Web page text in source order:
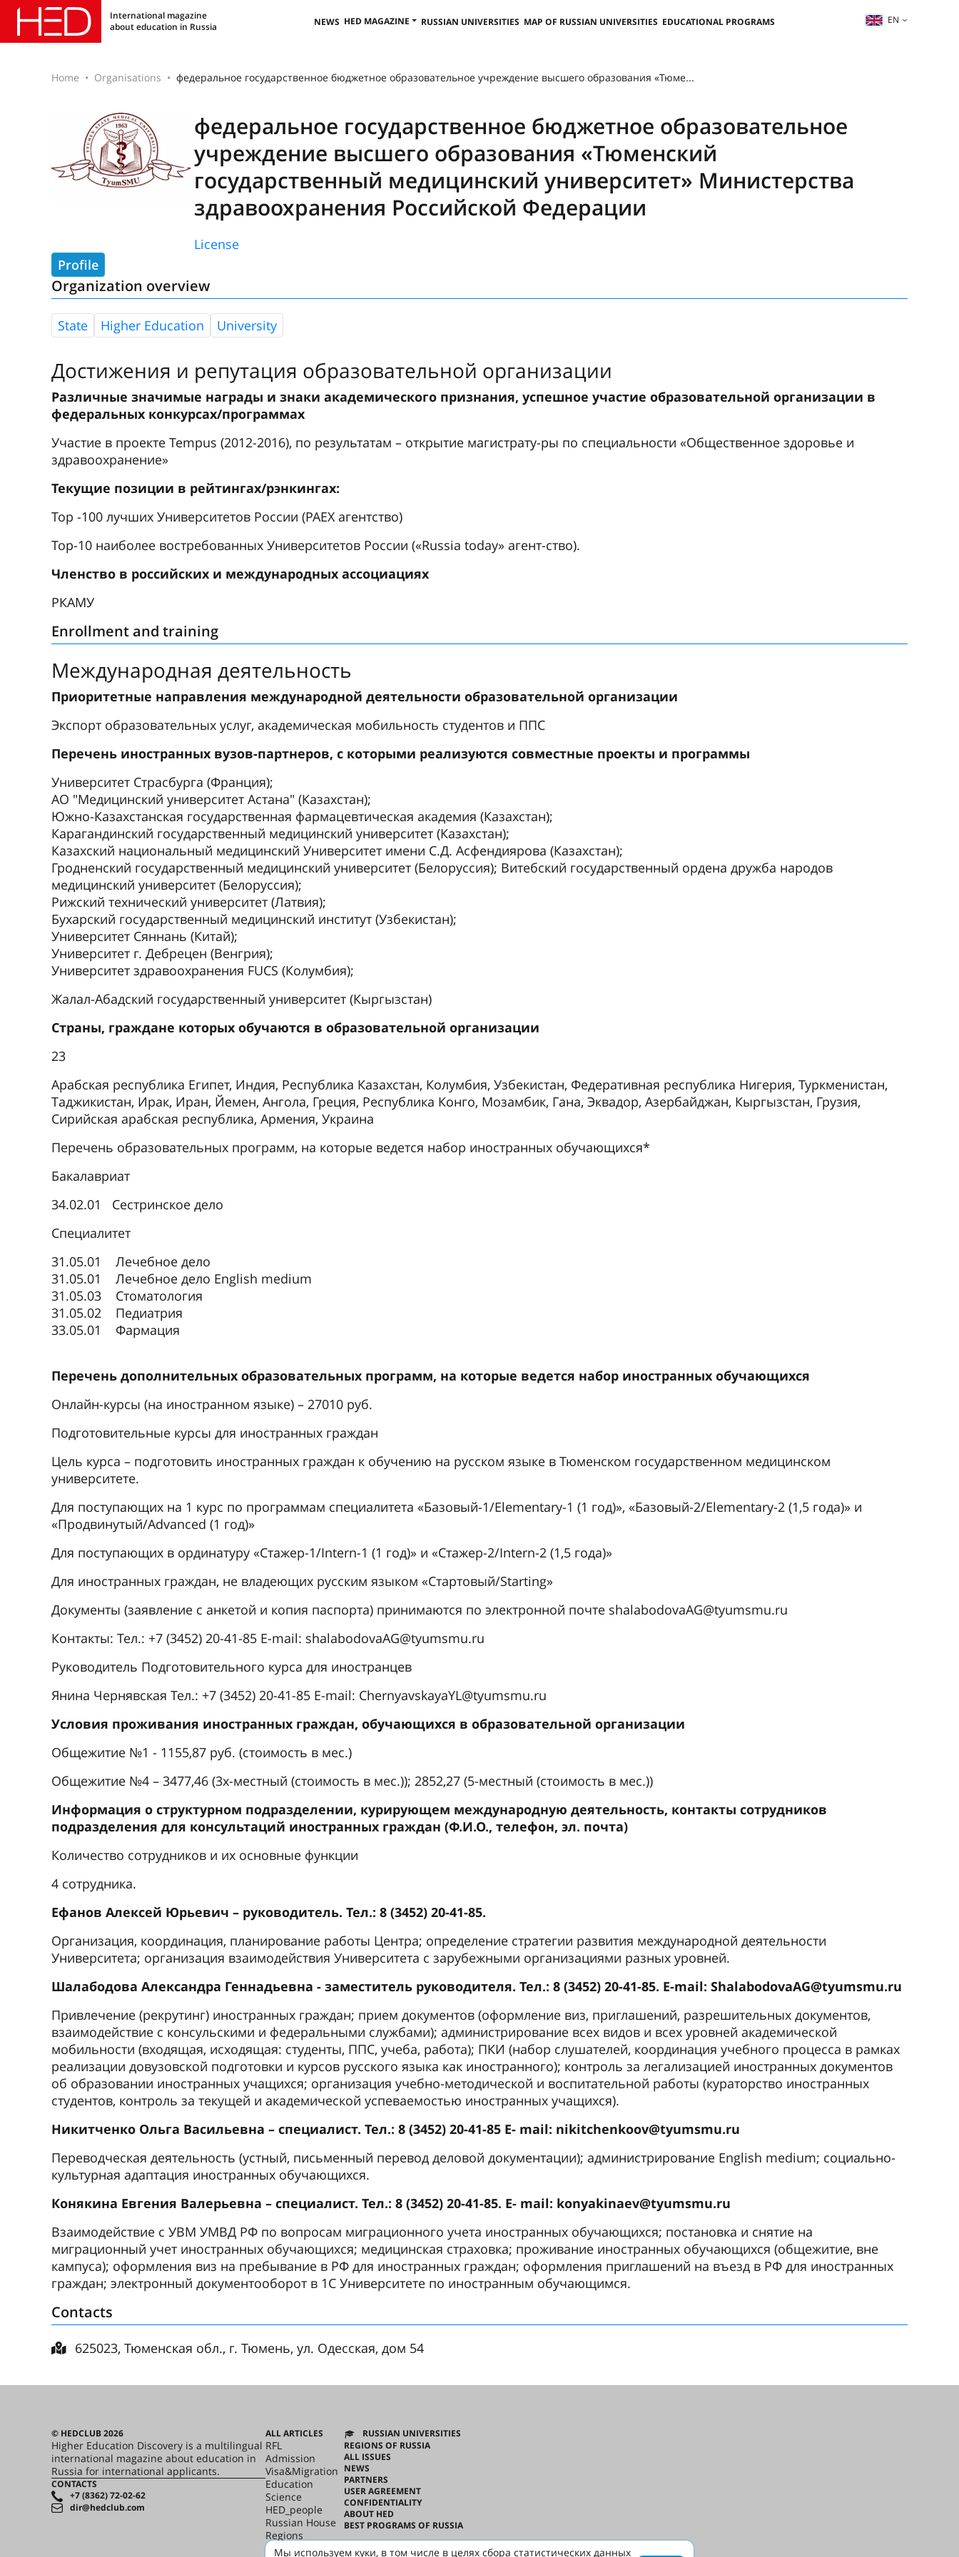
International magazine
about education in Russia
NEWS HED MAGAZINE RUSSIAN UNIVERSITIES MAP OF RUSSIAN UNIVERSITIES EDUCATIONAL PROGRAMS EN
Home Organisations федеральное государственное бюджетное образовательное учреждение высшего образования «Тюме...
федеральное государственное бюджетное образовательное
учреждение высшего образования «Тюменский
государственный медицинский университет» Министерства
здравоохранения Российской Федерации
License
Profile
Organization overview
State Higher Education University
Достижения и репутация образовательной организации
Различные значимые награды и знаки академического признания, успешное участие образовательной организации в
федеральных конкурсах/программах
Участие в проекте Tempus (2012-2016), по результатам – открытие магистрату-ры по специальности «Общественное здоровье и
здравоохранение»
Текущие позиции в рейтингах/рэнкингах:
Top -100 лучших Университетов России (PAEX агентство)
Top-10 наиболее востребованных Университетов России («Russia today» агент-ство).
Членство в российских и международных ассоциациях
РКАМУ
Enrollment and training
Международная деятельность
Приоритетные направления международной деятельности образовательной организации
Экспорт образовательных услуг, академическая мобильность студентов и ППС
Перечень иностранных вузов-партнеров, с которыми реализуются совместные проекты и программы
Университет Страсбурга (Франция);
АО "Медицинский университет Астана" (Казахстан);
Южно-Казахстанская государственная фармацевтическая академия (Казахстан);
Карагандинский государственный медицинский университет (Казахстан);
Казахский национальный медицинский Университет имени С.Д. Асфендиярова (Казахстан);
Гродненский государственный медицинский университет (Белоруссия); Витебский государственный ордена дружба народов
медицинский университет (Белоруссия);
Рижский технический университет (Латвия);
Бухарский государственный медицинский институт (Узбекистан);
Университет Сяннань (Китай);
Университет г. Дебрецен (Венгрия);
Университет здравоохранения FUCS (Колумбия);
Жалал-Абадский государственный университет (Кыргызстан)
Cтраны, граждане которых обучаются в образовательной организации
23
Арабская республика Египет, Индия, Республика Казахстан, Колумбия, Узбекистан, Федеративная республика Нигерия, Туркменистан,
Таджикистан, Ирак, Иран, Йемен, Ангола, Греция, Республика Конго, Мозамбик, Гана, Эквадор, Азербайджан, Кыргызстан, Грузия,
Сирийская арабская республика, Армения, Украина
Перечень образовательных программ, на которые ведется набор иностранных обучающихся*
Бакалавриат
34.02.01 Сестринское дело
Специалитет
31.05.01 Лечебное дело
31.05.01 Лечебное дело English medium
31.05.03 Стоматология
31.05.02 Педиатрия
33.05.01 Фармация
Перечень дополнительных образовательных программ, на которые ведется набор иностранных обучающихся
Онлайн-курсы (на иностранном языке) – 27010 руб.
Подготовительные курсы для иностранных граждан
Цель курса – подготовить иностранных граждан к обучению на русском языке в Тюменском государственном медицинском
университете.
Для поступающих на 1 курс по программам специалитета «Базовый-1/Elementary-1 (1 год)», «Базовый-2/Elementary-2 (1,5 года)» и
«Продвинутый/Advanced (1 год)»
Для поступающих в ординатуру «Стажер-1/Intern-1 (1 год)» и «Стажер-2/Intern-2 (1,5 года)»
Для иностранных граждан, не владеющих русским языком «Стартовый/Starting»
Документы (заявление с анкетой и копия паспорта) принимаются по электронной почте shalabodovaAG@tyumsmu.ru
Контакты: Тел.: +7 (3452) 20-41-85 E-mail: shalabodovaAG@tyumsmu.ru
Руководитель Подготовительного курса для иностранцев
Янина Чернявская Тел.: +7 (3452) 20-41-85 E-mail: ChernyavskayaYL@tyumsmu.ru
Условия проживания иностранных граждан, обучающихся в образовательной организации
Общежитие №1 - 1155,87 руб. (стоимость в мес.)
Общежитие №4 – 3477,46 (3х-местный (стоимость в мес.)); 2852,27 (5-местный (стоимость в мес.))
Информация о структурном подразделении, курирующем международную деятельность, контакты сотрудников
подразделения для консультаций иностранных граждан (Ф.И.О., телефон, эл. почта)
Количество сотрудников и их основные функции
4 сотрудника.
Ефанов Алексей Юрьевич – руководитель. Тел.: 8 (3452) 20-41-85.
Организация, координация, планирование работы Центра; определение стратегии развития международной деятельности
Университета; организация взаимодействия Университета с зарубежными организациями разных уровней.
Шалабодова Александра Геннадьевна - заместитель руководителя. Тел.: 8 (3452) 20-41-85. E-mail: ShalabodovaAG@tyumsmu.ru
Привлечение (рекрутинг) иностранных граждан; прием документов (оформление виз, приглашений, разрешительных документов,
взаимодействие с консульскими и федеральными службами); администрирование всех видов и всех уровней академической
мобильности (входящая, исходящая: студенты, ППС, учеба, работа); ПКИ (набор слушателей, координация учебного процесса в рамках
реализации довузовской подготовки и курсов русского языка как иностранного); контроль за легализацией иностранных документов
об образовании иностранных учащихся; организация учебно-методической и воспитательной работы (кураторство иностранных
студентов, контроль за текущей и академической успеваемостью иностранных учащихся).
Никитченко Ольга Васильевна – специалист. Тел.: 8 (3452) 20-41-85 E- mail: nikitchenkoov@tyumsmu.ru
Переводческая деятельность (устный, письменный перевод деловой документации); администрирование English medium; социально-
культурная адаптация иностранных обучающихся.
Конякина Евгения Валерьевна – специалист. Тел.: 8 (3452) 20-41-85. E- mail: konyakinaev@tyumsmu.ru
Взаимодействие с УВМ УМВД РФ по вопросам миграционного учета иностранных обучающихся; постановка и снятие на
миграционный учет иностранных обучающихся; медицинская страховка; проживание иностранных обучающихся (общежитие, вне
кампуса); оформления виз на пребывание в РФ для иностранных граждан; оформления приглашений на въезд в РФ для иностранных
граждан; электронный документооборот в 1С Университете по иностранным обучающимся.
Contacts
625023, Тюменская обл., г. Тюмень, ул. Одесская, дом 54
© HEDCLUB 2026
Higher Education Discovery is a multilingual
international magazine about education in
Russia for international applicants.
CONTACTS
+7 (8362) 72-02-62
dir@hedclub.com
ALL ARTICLES
RFL
Admission
Visa&Migration
Education
Science
HED_people
Russian House
Regions
culture
RUSSIAN UNIVERSITIES
REGIONS OF RUSSIA
ALL ISSUES
NEWS
PARTNERS
USER AGREEMENT
CONFIDENTIALITY
ABOUT HED
BEST PROGRAMS OF RUSSIA
Мы используем куки, в том числе в целях сбора статистических данных